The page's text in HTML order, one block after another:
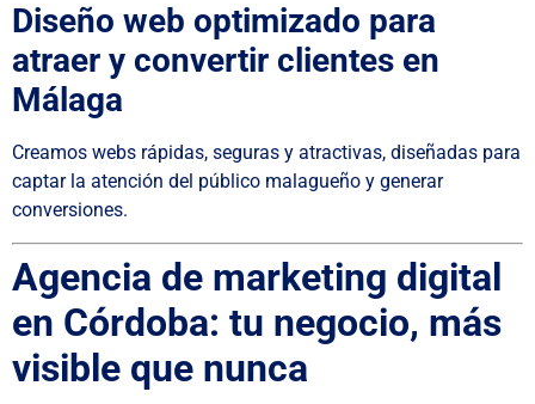
Diseño web optimizado para
atraer y convertir clientes en
Málaga
Creamos webs rápidas, seguras y atractivas, diseñadas para
captar la atención del público malagueño y generar
conversiones.
Agencia de marketing digital
en Córdoba: tu negocio, más
visible que nunca